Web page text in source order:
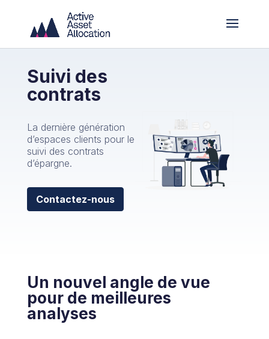
Suivi des
contrats
La dernière génération
d’espaces clients pour le
suivi des contrats
d’épargne.
Contactez-nous
Un nouvel angle de vue
pour de meilleures
analyses